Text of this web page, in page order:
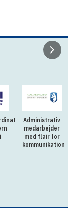
Administrativ
medarbejder
med flair for
kommunikation